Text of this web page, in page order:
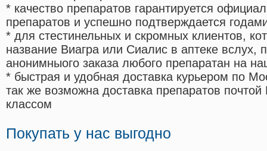
* качество препаратов гарантируется
препаратов и успешно подтверждается
* для стестинельных и скромных клиентов,
название Виагра или Сиалис в аптеке вслух,
анонимныого заказа любого препаратан на
* быстрая и удобная доставка курьером по
так же возможна доставка препаратов
классом
Покупать у нас выгодно